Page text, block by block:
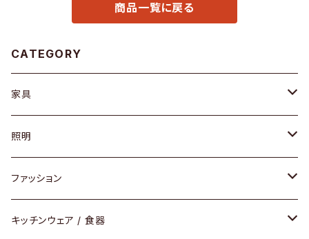
商品一覧に戻る
CATEGORY
家具
ソファ / ベンチ
チェア / スツール
ダイニングセット / ダイニングテーブル
照明
ペンダントライト
テーブルランプ / デスクスタンド
ファッション
アクセサリー
キッチンウェア / 食器